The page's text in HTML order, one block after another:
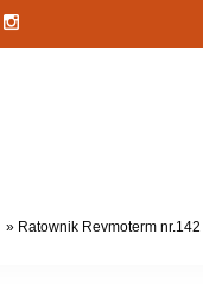
» Ratownik Revmoterm nr.142